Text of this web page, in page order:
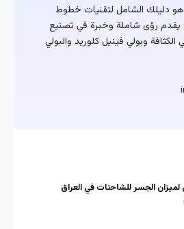
هو دليلك الشامل لتقنيات خطوط
يقدم رؤى شاملة وخبرة في تصنيع
الكثافة وبولي فينيل كلوريد والبولي
الجسر للشاحنات في العراق